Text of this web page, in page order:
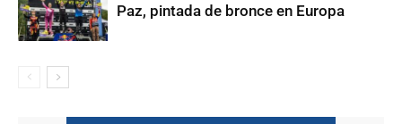
Paz, pintada de bronce en Europa